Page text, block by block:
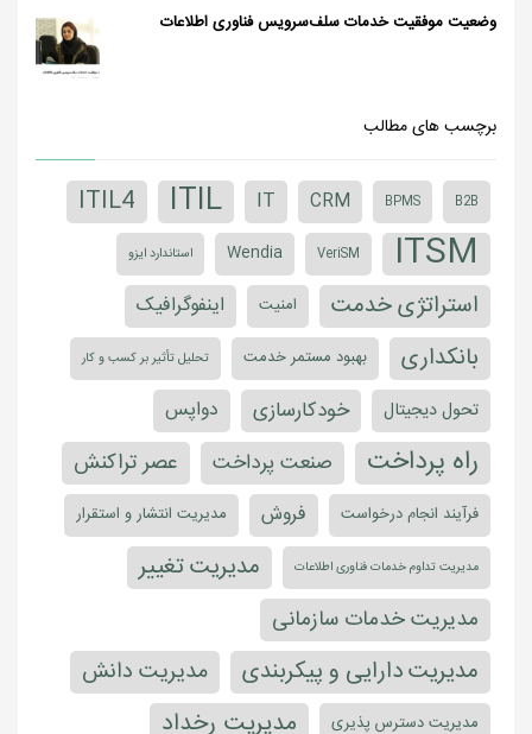
وضعیت موفقیت خدمات سلف‌سرویس فناوری اطلاعات
برچسب های مطالب
B2B
BPMS
CRM
IT
ITIL
ITIL4
ITSM
VeriSM
Wendia استاندارد ایزو
استراتژی خدمت امنیت اینفوگرافیک
بانکداری بهبود مستمر خدمت تحلیل تأثیر بر کسب و کار
تحول دیجیتال خودکارسازی دواپس
راه پرداخت صنعت پرداخت عصر تراکنش
فرآیند انجام درخواست فروش مدیریت انتشار و استقرار
مدیریت تداوم خدمات فناوری اطلاعات مدیریت تغییر
مدیریت خدمات سازمانی
مدیریت دارایی و پیکربندی مدیریت دانش
مدیریت دسترس پذیری مدیریت رخداد